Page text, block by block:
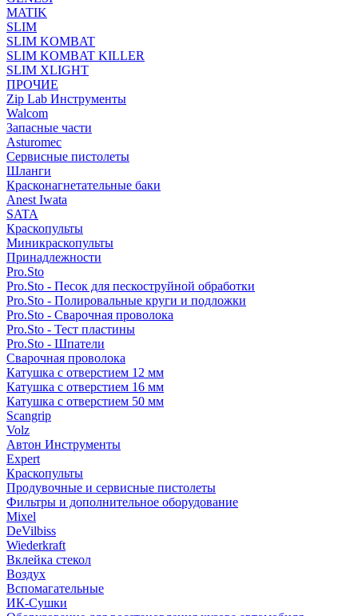
MATIK
SLIM
SLIM KOMBAT
SLIM KOMBAT KILLER
SLIM XLIGHT
ПРОЧИЕ
Zip Lab Инструменты
Walсom
Запасные части
Asturomec
Сервисные пистолеты
Шланги
Красконагнетательные баки
Anest Iwata
SATA
Краскопульты
Миникраскопульты
Принадлежности
Pro.Sto
Pro.Sto - Песок для пескоструйной обработки
Pro.Sto - Полировальные круги и подложки
Pro.Sto - Сварочная проволока
Pro.Sto - Тест пластины
Pro.Sto - Шпатели
Сварочная проволока
Катушка с отверстием 12 мм
Катушка с отверстием 16 мм
Катушка с отверстием 50 мм
Scangrip
Volz
Автон Инструменты
Expert
Краскопульты
Продувочные и сервисные пистолеты
Фильтры и дополнительное оборудование
Mixel
DeVilbiss
Wiederkraft
Вклейка стекол
Воздух
Вспомагательные
ИК-Сушки